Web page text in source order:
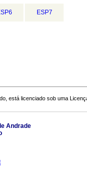
ESP7
está licenciado sob uma
Andrade